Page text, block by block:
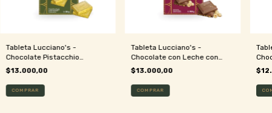
Tableta Lucciano's -
Chocolate Pistacchio
Caramelizado
$13.000,00
Tableta Lucciano's -
Chocolate con Leche con
Avellanas
$13.000,00